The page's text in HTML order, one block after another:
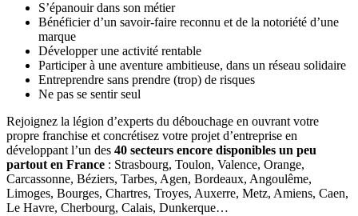
S’épanouir dans son métier
Bénéficier d’un savoir-faire reconnu et de la notoriété d’une
marque
Développer une activité rentable
Participer à une aventure ambitieuse, dans un réseau solidaire
Entreprendre sans prendre (trop) de risques
Ne pas se sentir seul
Rejoignez la légion d’experts du débouchage en ouvrant votre
propre franchise et concrétisez votre projet d’entreprise en
développant l’un des 40 secteurs encore disponibles un peu
partout en France : Strasbourg, Toulon, Valence, Orange,
Carcassonne, Béziers, Tarbes, Agen, Bordeaux, Angoulême,
Limoges, Bourges, Chartres, Troyes, Auxerre, Metz, Amiens, Caen,
Le Havre, Cherbourg, Calais, Dunkerque…